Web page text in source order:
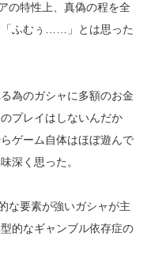
の特性上、真偽の程を全
「ふむぅ……」とは思った
為のガシャに多額のお金
プレイはしないんだか
ゲーム自体はほぼ遊んで
深く思った。
な要素が強いガシャが主
的なギャンブル依存症の